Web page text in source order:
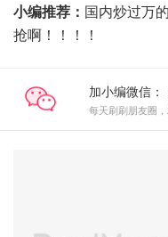
小编推荐： 国内炒过万
抢啊！！！！
加小编微信：
每天刷刷朋友圈